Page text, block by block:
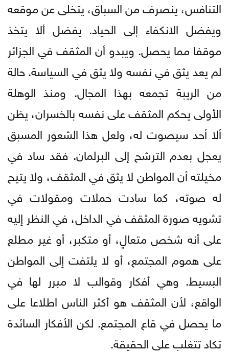
التنافس، ينصرف من السباق، يتخلى عن موقعه
ويفضل الانكفاء إلى الحياد. يفضل ألا يتخذ
موقفا مما يحصل. ويبدو أن المثقف في الجزائر
لم يعد يثق في نفسه ولا يثق في السياسة. حالة
من الريبة تجمعه بهذا المجال. ومنذ الوهلة
الأولى يحكم المثقف على نفسه بالخسران، يظن
ألا أحد سيصوت له، ولعل هذا الشعور المسبق
يعجل بعدم الترشح إلى البرلمان. فقد ساد في
مخيلته أن المواطن لا يثق في المثقف، ولا يتيح
له صوته، كما سادت حملات ومقولات في
تشويه صورة المثقف في الداخل، في النظر إليه
على أنه شخص متعالٍ، أو متكبر، أو غير مطلع
على هموم المجتمع، أو لا يلتفت إلى المواطن
البسيط. وهي أفكار وقوالب لا مبرر لها في
الواقع، لأن المثقف هو أكثر الناس اطلاعا على
ما يحصل في قاع المجتمع. لكن الأفكار السائدة
تكاد تتغلب على الحقيقة.